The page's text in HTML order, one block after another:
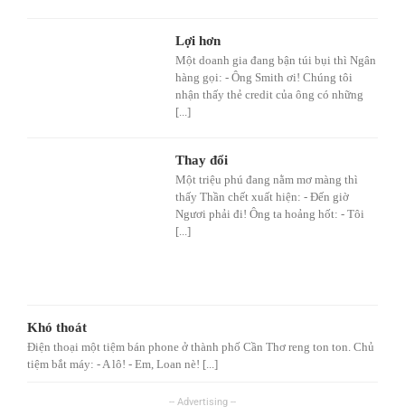
Lợi hơn
Một doanh gia đang bận túi bụi thì Ngân
hàng gọi: - Ông Smith ơi! Chúng tôi
nhận thấy thẻ credit của ông có những
[...]
Thay đổi
Một triệu phú đang nằm mơ màng thì
thấy Thần chết xuất hiện: - Đến giờ
Ngươi phải đi! Ông ta hoảng hốt: - Tôi
[...]
Khó thoát
Điện thoại một tiệm bán phone ở thành phố Cần Thơ reng ton ton. Chủ
tiệm bắt máy: - A lô! - Em, Loan nè! [...]